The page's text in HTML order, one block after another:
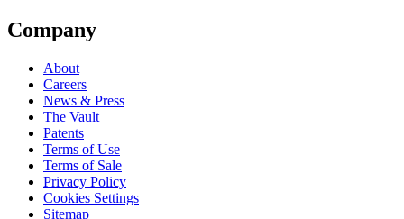
Company
About
Careers
News & Press
The Vault
Patents
Terms of Use
Terms of Sale
Privacy Policy
Cookies Settings
Sitemap